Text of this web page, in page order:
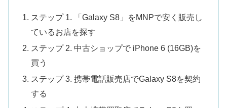
ステップ 1. 「Galaxy S8」をMNPで安く販売し
ているお店を探す
ステップ 2. 中古ショップで iPhone 6 (16GB)を
買う
ステップ 3. 携帯電話販売店でGalaxy S8を契約
する